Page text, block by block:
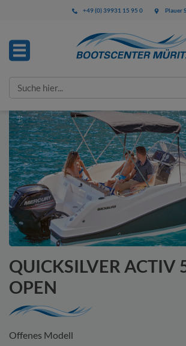
+49 (0) 39931 15 95 0 Plauer
Search
for:
QUICKSILVER ACTIV
OPEN
Offenes Modell
IHRE ANFRAGE
Bitte füllen Sie alle mit *
Diese Angaben benötigen wir zur
Anfrage.